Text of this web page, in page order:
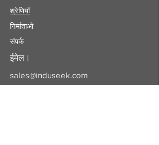
श्रेणियाँ
निर्माताओं
संपर्क
ईमेल।
sales@induseek.com